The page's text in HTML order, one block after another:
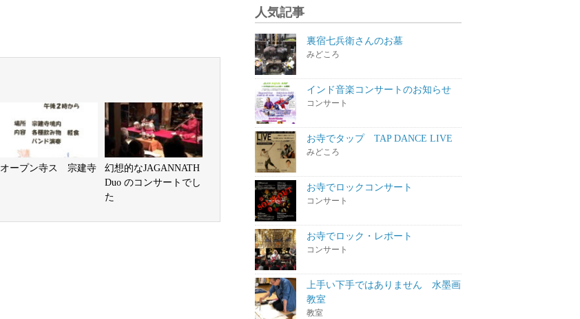
オープン寺ス 宗建寺
幻想的なJAGANNATH
Duo のコンサートでし
た
人気記事
裏宿七兵衛さんのお墓
みどころ
インド音楽コンサートのお知らせ
コンサート
お寺でタップ TAP DANCE LIVE
みどころ
お寺でロックコンサート
コンサート
お寺でロック・レポート
コンサート
上手い下手ではありません 水墨画
教室
教室